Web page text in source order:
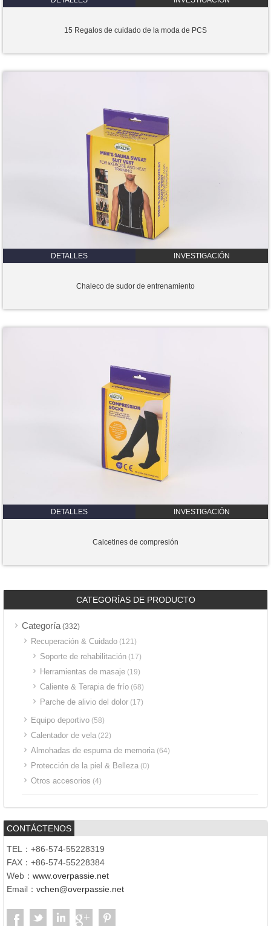
15 Regalos de cuidado de la moda de PCS
DETALLES INVESTIGACIÓN
Chaleco de sudor de entrenamiento
DETALLES INVESTIGACIÓN
Calcetines de compresión
CATEGORÍAS DE PRODUCTO
Categoría(332)
Recuperación & Cuidado (121)
Soporte de rehabilitación (17)
Herramientas de masaje (19)
Caliente & Terapia de frío (68)
Parche de alivio del dolor (17)
Equipo deportivo (58)
Calentador de vela (22)
Almohadas de espuma de memoria (64)
Protección de la piel & Belleza (0)
Otros accesorios (4)
CONTÁCTENOS
TEL：+86-574-55228319
FAX：+86-574-55228384
Web： www.overpassie.net
Email： vchen@overpassie.net